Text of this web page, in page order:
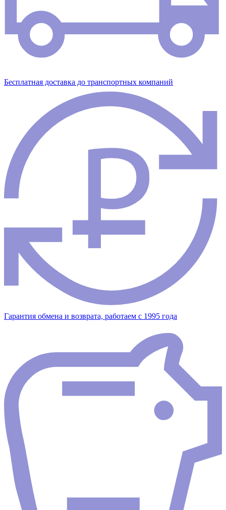
Бесплатная доставка до транспортных компаний
Гарантия обмена и возврата, работаем с 1995 года